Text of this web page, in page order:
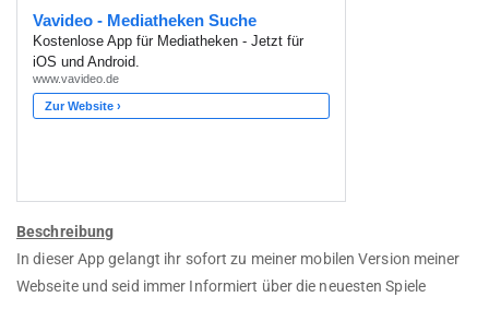
Beschreibung
In dieser App gelangt ihr sofort zu meiner mobilen Version meiner
Webseite und seid immer Informiert über die neuesten Spiele